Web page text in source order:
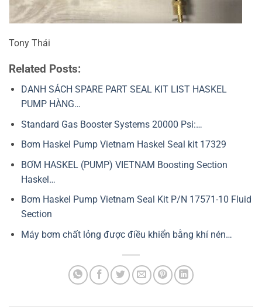
Tony Thái
Related Posts:
DANH SÁCH SPARE PART SEAL KIT LIST HASKEL
PUMP HÀNG…
Standard Gas Booster Systems 20000 Psi:…
Bơm Haskel Pump Vietnam Haskel Seal kit 17329
BƠM HASKEL (PUMP) VIETNAM Boosting Section
Haskel…
Bơm Haskel Pump Vietnam Seal Kit P/N 17571-10 Fluid
Section
Máy bơm chất lỏng được điều khiển bằng khí nén…